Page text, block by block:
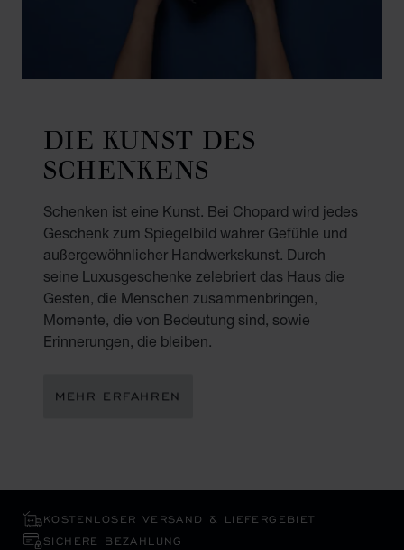
DIE KUNST DES
SCHENKENS
Schenken ist eine Kunst. Bei Chopard wird jedes
Geschenk zum Spiegelbild wahrer Gefühle und
außergewöhnlicher Handwerkskunst. Durch
seine Luxusgeschenke zelebriert das Haus die
Gesten, die Menschen zusammenbringen,
Momente, die von Bedeutung sind, sowie
Erinnerungen, die bleiben.
MEHR ERFAHREN
KOSTENLOSER VERSAND & LIEFERGEBIET
SICHERE BEZAHLUNG